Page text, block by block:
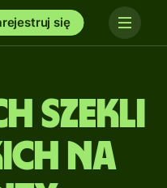
się
szekli
na